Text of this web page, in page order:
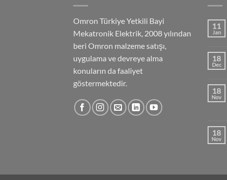
Omron Türkiye Yetkili Bayi
Mekatronik Elektrik, 2008 yılından
beri Omron malzeme satışı,
uygulama ve devreye alma
konuların da faaliyet
göstermektedir.
11
Jan
18
Dec
18
Nov
18
Nov